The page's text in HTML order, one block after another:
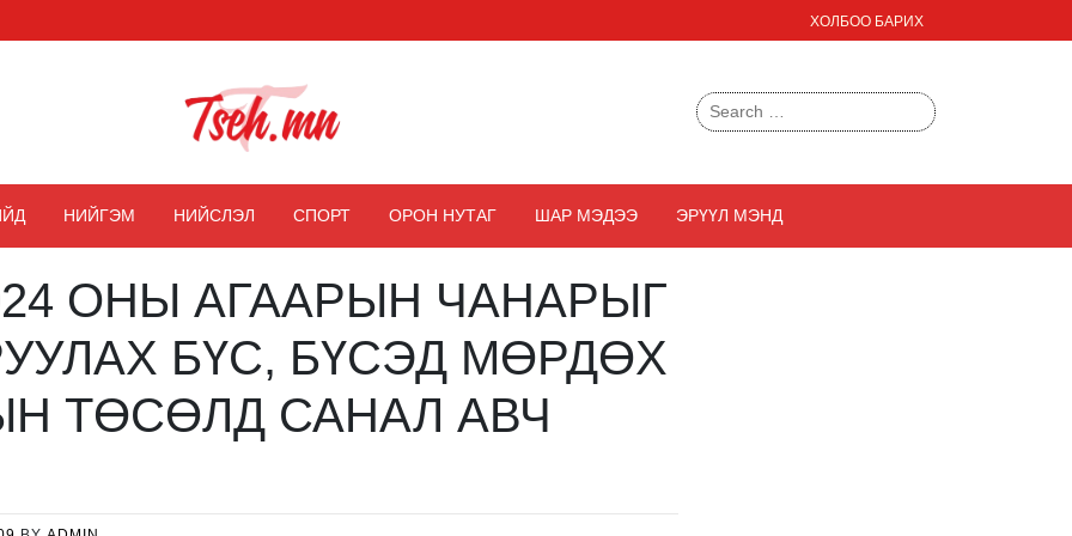
ХОЛБОО БАРИХ
Цэх мэдээ
Search
for:
НИЙГЭМ НИЙСЛЭЛ СПОРТ ОРОН НУТАГ ШАР МЭДЭЭ ЭРҮҮЛ МЭНД
ОНЫ АГААРЫН ЧАНАРЫГ
БҮС, БҮСЭД МӨРДӨХ
ТӨСӨЛД САНАЛ АВЧ